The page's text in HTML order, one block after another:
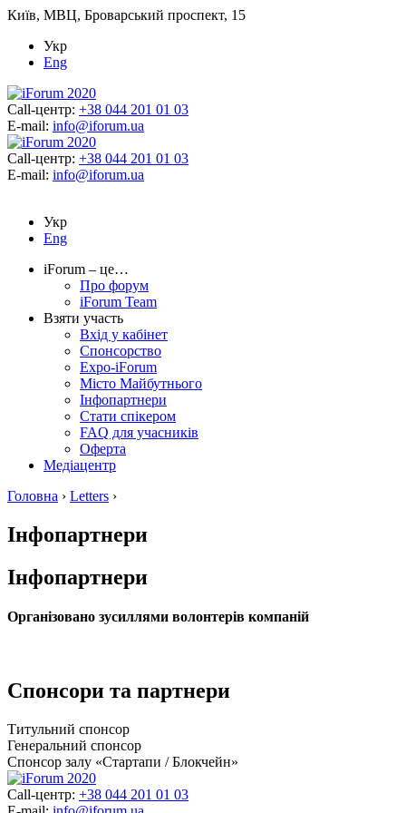
Київ, МВЦ, Броварський проспект, 15
Укр
Eng
Call-центр: +38 044 201 01 03
E-mail: info@iforum.ua
Call-центр: +38 044 201 01 03
E-mail: info@iforum.ua
Укр
Eng
iForum – це…
Про форум
iForum Team
Взяти участь
Вхід у кабінет
Спонсорство
Expo-iForum
Місто Майбутнього
Інфопартнери
Стати спікером
FAQ для учасників
Оферта
Медіацентр
Головна › Letters ›
Інфопартнери
Інфопартнери
Організовано зусиллями волонтерів компаній
Спонсори та партнери
Титульний спонсор
Генеральний спонсор
Спонсор залу «Стартапи / Блокчейн»
Call-центр: +38 044 201 01 03